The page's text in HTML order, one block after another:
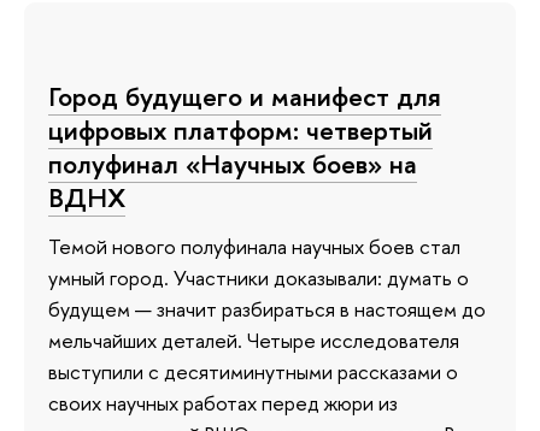
Город будущего и манифест для
цифровых платформ: четвертый
полуфинал «Научных боев» на
ВДНХ
Темой нового полуфинала научных боев стал
умный город. Участники доказывали: думать о
будущем — значит разбираться в настоящем до
мельчайших деталей. Четыре исследователя
выступили с десятиминутными рассказами о
своих научных работах перед жюри из